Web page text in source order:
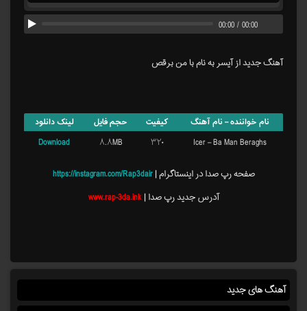
00:00/00:00
آهنگ جدید از آیسر به نام با من برقص
نام خواننده – نام آهنگ کیفیت حجم فایل
لینک دانلود
Icer – Ba Man Beraghs
۳۲۰ ۸.۸MB Download
صفحه رپ صدا در اینستاگرام |https://instagram.com/Rap3dair
آدرس جدید رپ صدا |www.rap-3da.ink
آهنگ های جدید